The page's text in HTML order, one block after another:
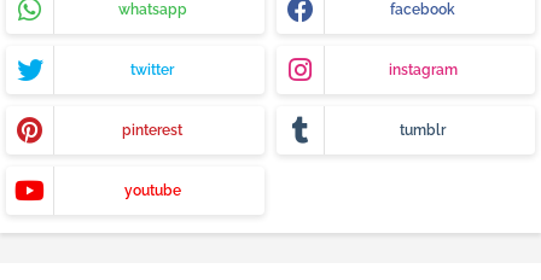
whatsapp facebook
twitter instagram
pinterest tumblr
youtube